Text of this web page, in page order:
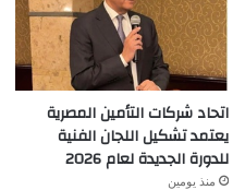
اتحاد شركات التأمين المصرية
يعتمد تشكيل اللجان الفنية
للدورة الجديدة لعام 2026
منذ يومين